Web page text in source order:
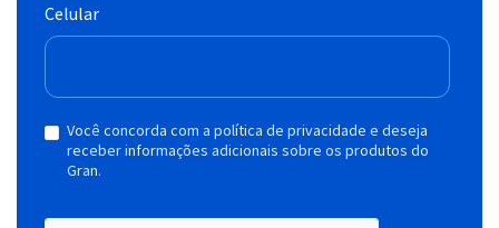
Celular
Você concorda com a política de privacidade e deseja
receber informações adicionais sobre os produtos do
Gran.